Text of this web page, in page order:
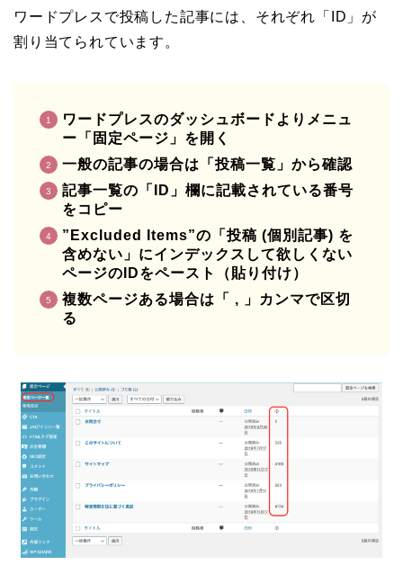
ワードプレスで投稿した記事には、それぞれ「ID」が
割り当てられています。
ワードプレスのダッシュボードよりメニュ
ー「固定ページ」を開く
一般の記事の場合は「投稿一覧」から確認
記事一覧の「ID」欄に記載されている番号
をコピー
”Excluded Items”の「投稿 (個別記事) を
含めない」にインデックスして欲しくない
ページのIDをペースト（貼り付け）
複数ページある場合は「 , 」カンマで区切
る